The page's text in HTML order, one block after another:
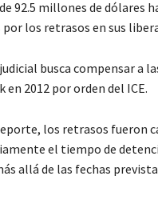
92.5 millones de dólares
los retrasos en sus
busca compensar a
en 2012 por orden del ICE.
los retrasos fueron
el tiempo de
allá de las fechas